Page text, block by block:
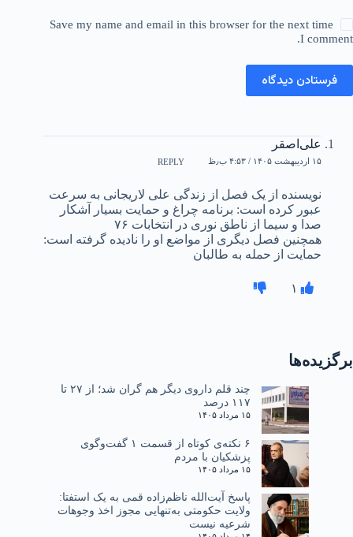
Save my name and email in this browser for the next time
I comment.
فرستادن دیدگاه
علی‌اصقر
۱۵ اردیبهشت ۱۴۰۵ / ۴:۵۳ ب٫ظ REPLY
نویسنده از یک‌ فصل از زندگی علی لاریجانی به سرعت
عبور کرده است: برنامه چراغ و حمایت بسیار آشکار
صدا و سیما از ناطق نوری در انتخابات ۷۶
همچنین فصل دیگری از مواضع او را نادیده گرفته است:
حمایت از حمله به طالبان
۱
برگزیده‌ها
چند قلم داروی دیگر هم گران شد؛ از ۲۷ تا
۱۱۷ درصد
۱۵ مرداد ۱۴۰۵
۶ نکته‌ی کوتاه از قسمت ۱ گفت‌وگوی
پزشکیان با مردم
۱۵ مرداد ۱۴۰۵
پاسخ آیت‌الله ناظم‌زاده قمی به یک استفتا:
ولایت حکومتی به‌تنهایی مجوز اخذ وجوهات
شرعیه نیست